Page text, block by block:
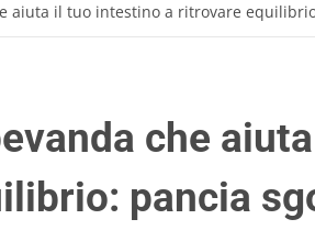
aiuta il tuo intestino a ritrovare
che
pancia